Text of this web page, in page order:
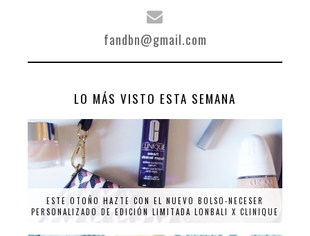
fandbn@gmail.com
LO MÁS VISTO ESTA SEMANA
ESTE OTOÑO HAZTE CON EL NUEVO BOLSO-NECESER
PERSONALIZADO DE EDICIÓN LIMITADA LONBALI X CLINIQUE